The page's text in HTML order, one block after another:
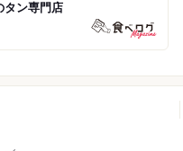
タン専門店